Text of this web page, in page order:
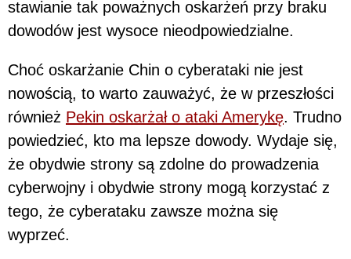
stawianie tak poważnych oskarżeń przy braku
dowodów jest wysoce nieodpowiedzialne.
Choć oskarżanie Chin o cyberataki nie jest
nowością, to warto zauważyć, że w przeszłości
również Pekin oskarżał o ataki Amerykę. Trudno
powiedzieć, kto ma lepsze dowody. Wydaje się,
że obydwie strony są zdolne do prowadzenia
cyberwojny i obydwie strony mogą korzystać z
tego, że cyberataku zawsze można się
wyprzeć.